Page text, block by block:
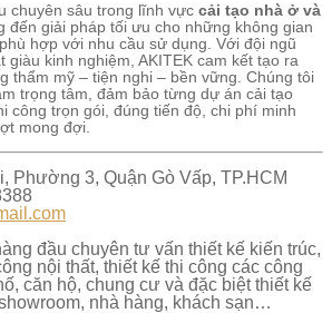
chuyên sâu trong lĩnh vực cải tạo nhà ở và
đến giải pháp tối ưu cho những không gian
hợp với nhu cầu sử dụng. Với đội ngũ
giàu kinh nghiệm, AKITEK cam kết tạo ra
thẩm mỹ – tiện nghi – bền vững. Chúng tôi
trọng tâm, đảm bảo từng dự án cải tạo
công trọn gói, đúng tiến độ, chi phí minh
mong đợi.
Phường 3, Quận Gò Vấp, TP.HCM
đầu chuyên tư vấn thiết kế kiến trúc,
nội thất, thiết kế thi công các công
căn hộ, chung cư và đặc biệt thiết kế
nhà hàng, khách sạn…